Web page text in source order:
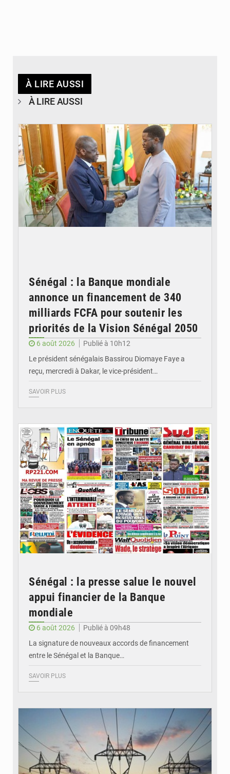
À LIRE AUSSI
À LIRE AUSSI
Sénégal : la Banque mondiale
annonce un financement de 340
milliards FCFA pour soutenir les
priorités de la Vision Sénégal 2050
6 août 2026
Publié à 10h12
Le président sénégalais Bassirou Diomaye Faye a
reçu, mercredi à Dakar, le vice-président…
SAVOIR PLUS
Sénégal : la presse salue le nouvel
appui financier de la Banque
mondiale
6 août 2026
Publié à 09h48
La signature de nouveaux accords de financement
entre le Sénégal et la Banque…
SAVOIR PLUS